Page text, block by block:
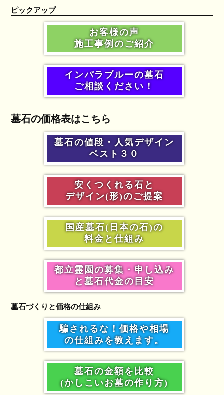
ピックアップ
お客様の声
施工事例のご紹介
インパラブルーの墓石
ご相談ください！
墓石の価格表はこちら
墓石の値段・人気デザイン
ベスト３０
安くつくれる石と
デザイン(形)のご提案
国産墓石(日本の石)の
料金と仕組み
都立霊園の募集・申し込み
と墓石代金の目安
墓石づくりと価格の仕組み
騙されるな！価格や相場
の仕組みを教えます。
墓石の金額を比較
(かしこいお墓の作り方)